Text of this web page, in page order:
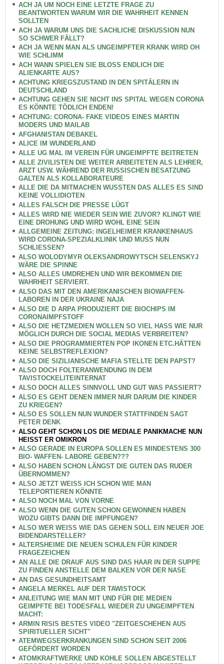
ACH JA UM NOCH EINE LETZTE FRAGE ZU
BEANTWORTEN WARUM WIR DIE WAHRHEIT KENNEN
SOLLTEN
ACH JA WARUM UNS DIE SACHLICHE DISKUSSION NUN
SO SCHWER FÄLLT?
ACH JA WENN MAN ALS UNGEIMPFTER KRANK WIRD OH
WIE SCHLIMM
ACH WANN SPIELEN SIE BLOSS ENDLICH DIE
ALIENKARTE AUS?
ACHTUNG KRIEGSZUSTAND IN DEN SPITÄLERN IN
DEUTSCHLAND
ACHTUNG GEHEN SIE NICHT INS SPITAL WEGEN CORONA
ES KÖNNTE TÖDLICH ENDEN!
ACHTUNG: CORONA- FAKE VIDEOS EINES MARTIN
MODERS UND MAILAB
AFGHANISTAN DEBAKEL
ALICE IM WUNDERLAND
ALLE UG MAL IM VEREIN FÜR UNGEIMPFTE BEITRETEN
ALLE ZIVILISTEN DIE WEITER ARBEITETEN ALS LEHRER,
ARZT USW. WÄHREND DER RUSSISCHEN BESATZUNG
GALTEN ALS KOLLABORATEURE
ALLE DIE DA MITMACHEN WUSSTEN DAS ALLES ES SIND
KEINE VOLLIDIOTEN
ALLES FALSCH DIE PRESSE LÜGT
ALLES WIRD NIE WIEDER SEIN WIE ZUVOR? KLINGT WIE
EINE DROHUNG UND WIRD WOHL EINE SEIN
ALLGEMEINE ZEITUNG: INGELHEIMER KRANKENHAUS
WIRD CORONA-SPEZIALKLINIK UND MUSS NUN
SCHLIESSEN?
ALSO WOLODYMYR OLEKSANDROWYTSCH SELENSKYJ
WÄRE DIE SPINNE
ALSO ALLES UMDREHEN UND WIR BEKOMMEN DIE
WAHRHEIT SERVIERT.
ALSO DAS MIT DEN AMERIKANISCHEN BIOWAFFEN-
LABOREN IN DER UKRAINE NAJA
ALSO DIE D ARPA PRODUZIERT DIE BIOCHIPS IM
CORONAIMPFSTOFF
ALSO DIE HETZMEDIEN WOLLEN SO VIEL HASS WIE NUR
MÖGLICH DURCH DIE SOCIAL MEDIAS VERBREITEN?
ALSO DIE PROGRAMMIERTEN POP IKONEN ETC.HÄTTEN
KEINE SELBSTREFLEXION?
ALSO DIE SIZILIANISCHE MAFIA STELLTE DEN PAPST?
ALSO DOCH FOLTERANWENDUNG IN DEM
TAVISTOCKELITEINTERNAT
ALSO DOCH ALLES SINNVOLL UND GUT WAS PASSIERT?
ALSO ES GEHT DENEN IMMER NUR DARUM DIE KINDER
ZU KRIEGEN?
ALSO ES SOLLEN NUN WUNDER STATTFINDEN SAGT
PETER DENK
ALSO GEHT SCHON LOS DIE MEDIALE PANIKMACHE NUN
HEISST ER OMIKRON
ALSO GERADE IN EUROPA SOLLEN ES MINDESTENS 300
BIO- WAFFEN- LABORE GEBEN???
ALSO HABEN SCHON LÄNGST DIE GUTEN DAS RUDER
ÜBERNOMMEN?
ALSO JETZT WEISS ICH SCHON WIE MAN
TELEPORTIEREN KÖNNTE
ALSO NOCH MAL VON VORNE
ALSO WENN DIE GUTEN SCHON GEWONNEN HABEN
WOZU GIBTS DANN DIE IMPFUNGEN?
ALSO WER WEISS WIE DAS GEHEN SOLL EIN NEUER JOE
BIDENDARSTELLER?
ALTERSHEIME DIE NEUEN SCHULEN FÜR KINDER
FRAGEZEICHEN
AN ALLE DIE DRAUF AUS SIND DAS HAAR IN DER SUPPE
ZU FINDEN ANSTELLE DEM BALKEN VOR DER NASE
AN DAS GESUNDHEITSAMT
ANGELA MERKEL AUF DER TAWISTOCK
ANLEITUNG WIE MAN MIT UND FÜR DIE MEDIEN
GEIMPFTE BEI TODESFALL WIEDER ZU UNGEIMPFTEN
MACHT:
ARMIN RISIS BESTES VIDEO "ZEITGESCHEHEN AUS
SPIRITUELLER SICHT"
ATEMWEGSERKRANKUNGEN SIND SCHON SEIT 2006
GEFÖRDERT WORDEN
ATOMKRAFTWERKE UND KOHLE SOLLEN ABGESTELLT